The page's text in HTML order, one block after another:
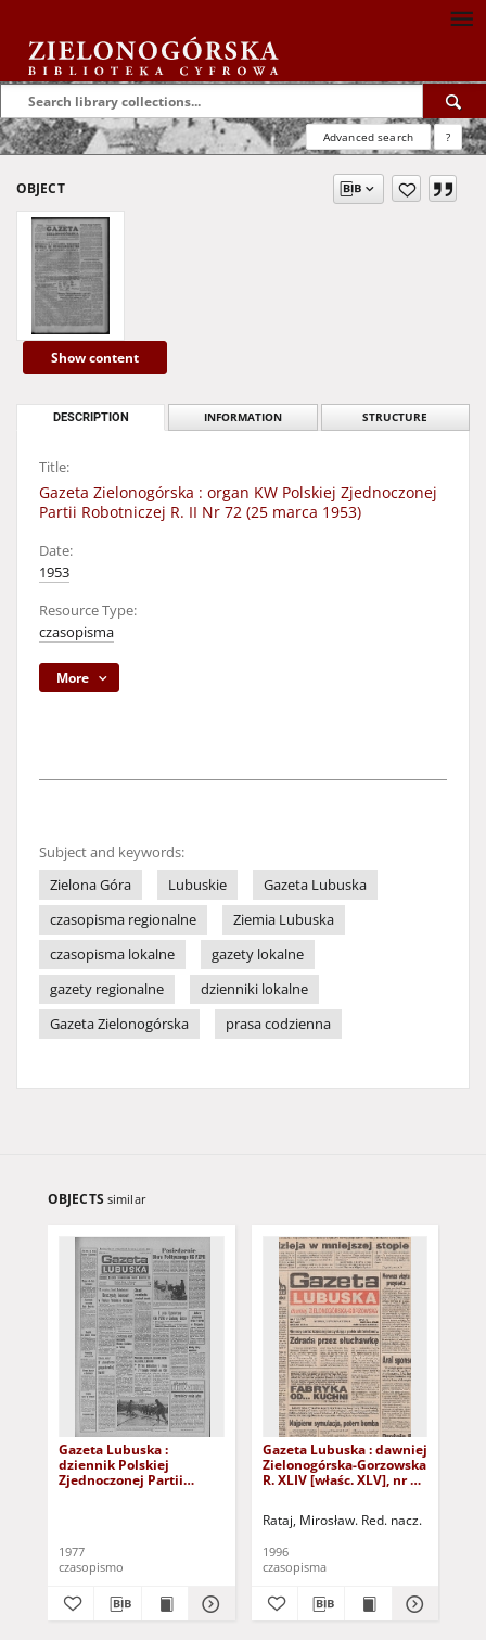
Advanced search ?
OBJECT
Show content
DESCRIPTION INFORMATION STRUCTURE
Title:
Gazeta Zielonogórska : organ KW Polskiej Zjednoczonej
Partii Robotniczej R. II Nr 72 (25 marca 1953)
Date:
1953
Resource Type:
czasopisma
More
Subject and keywords:
Zielona Góra
Lubuskie
Gazeta Lubuska
czasopisma regionalne
Ziemia Lubuska
czasopisma lokalne
gazety lokalne
gazety regionalne
dzienniki lokalne
Gazeta Zielonogórska
prasa codzienna
OBJECTS similar
Gazeta Lubuska :
dziennik Polskiej
Zjednoczonej Partii
1977
czasopismo
Gazeta Lubuska : dawniej
Zielonogórska-Gorzowska
R. XLIV [właśc. XLV], nr 52
Rataj, Mirosław. Red. nacz.
1996
czasopisma